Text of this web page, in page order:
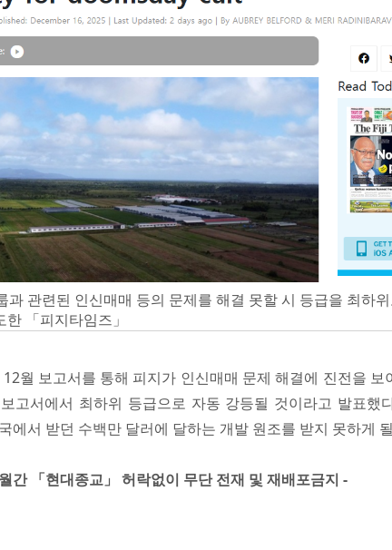
과 관련된 인신매매 등의 문제를 해결 못할 시 등급을 최하
「피지타임즈」
12월 보고서를 통해 피지가 인신매매 문제 해결에 진전을 보
고서에서 최하위 등급으로 자동 강등될 것이라고 발표했
에서 받던 수백만 달러에 달하는 개발 원조를 받지 못하게
「현대종교」 허락없이 무단 전재 및 재배포금지 -